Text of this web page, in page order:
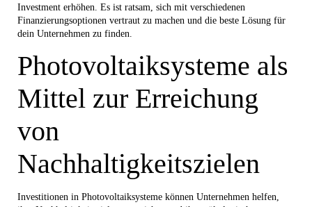
Investment erhöhen. Es ist ratsam, sich mit verschiedenen
Finanzierungsoptionen vertraut zu machen und die beste Lösung für
dein Unternehmen zu finden.
Photovoltaiksysteme als
Mittel zur Erreichung
von
Nachhaltigkeitszielen
Investitionen in Photovoltaiksysteme können Unternehmen helfen,